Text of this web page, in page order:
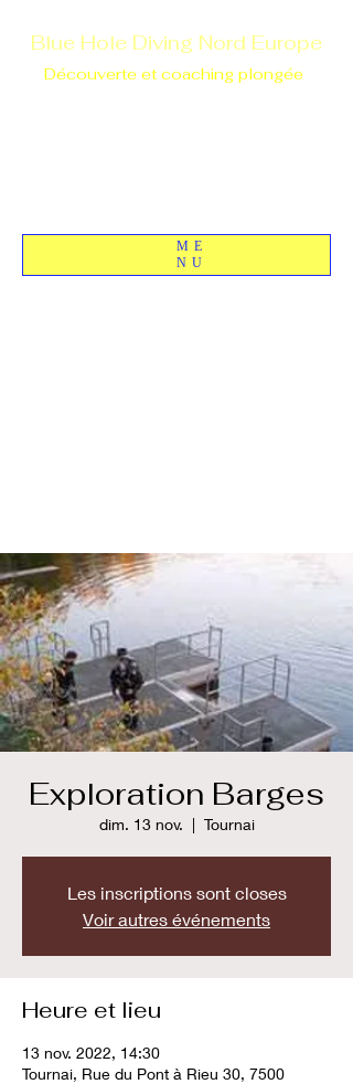
Blue Hole Diving Nord Europe
Découverte et coaching plongée
ME
NU
Exploration Barges
dim. 13 nov.
  |
Tournai
Les inscriptions sont closes
Voir autres événements
Heure et lieu
13 nov. 2022, 14:30
Tournai, Rue du Pont à Rieu 30, 7500